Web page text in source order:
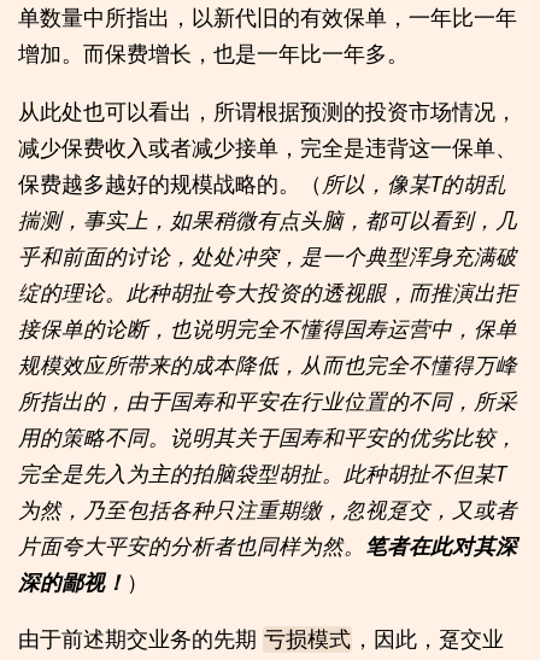
单数量中所指出，以新代旧的有效保单，一年比一年
增加。而保费增长，也是一年比一年多。
从此处也可以看出，所谓根据预测的投资市场情况，
减少保费收入或者减少接单，完全是违背这一保单、
保费越多越好的规模战略的。（ 所以，像某T的胡乱
揣测，事实上，如果稍微有点头脑，都可以看到，几
乎和前面的讨论，处处冲突，是一个典型浑身充满破
绽的理论。此种胡扯夸大投资的透视眼，而推演出拒
接保单的论断，也说明完全不懂得国寿运营中，保单
规模效应所带来的成本降低，从而也完全不懂得万峰
所指出的，由于国寿和平安在行业位置的不同，所采
用的策略不同。说明其关于国寿和平安的优劣比较，
完全是先入为主的拍脑袋型胡扯。此种胡扯不但某T
为然，乃至包括各种只注重期缴，忽视趸交，又或者
片面夸大平安的分析者也同样为然。 笔者在此对其深
深的鄙视！ ）
由于前述期交业务的先期 亏损模式 ，因此，趸交业